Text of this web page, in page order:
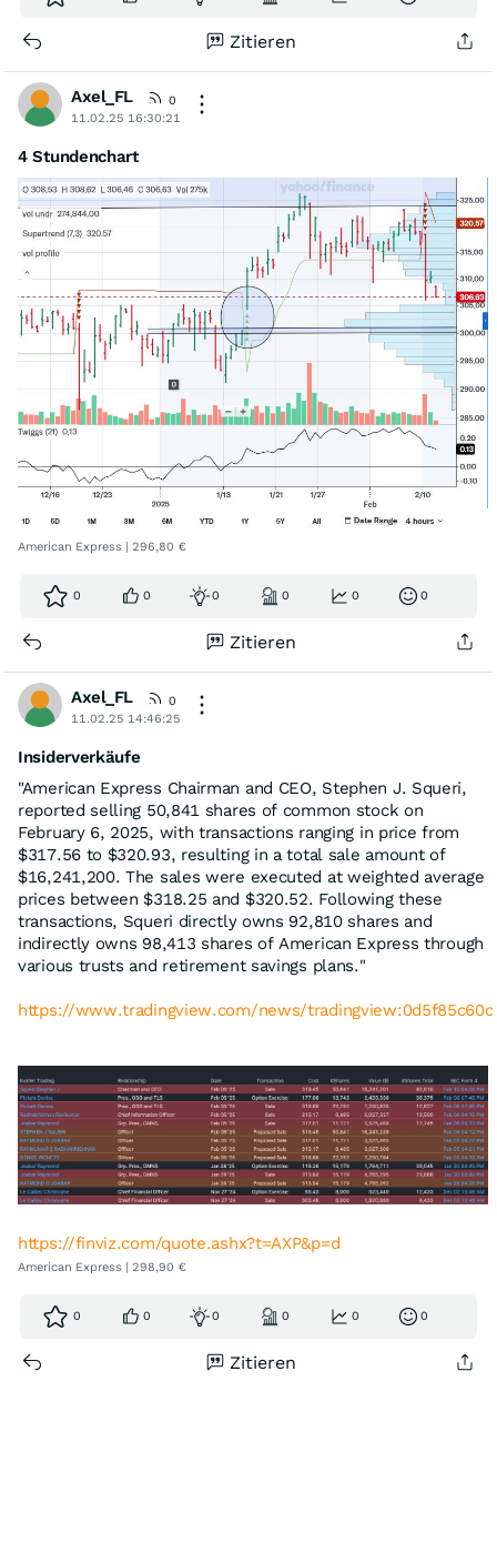
Zitieren
Axel_FL
0
11.02.25 16:30:21
4 Stundenchart
American Express | 296,80 €
0 0 0 0 0 0
Zitieren
Axel_FL
0
11.02.25 14:46:25
Insiderverkäufe
"American Express Chairman and CEO, Stephen J. Squeri,
reported selling 50,841 shares of common stock on
February 6, 2025, with transactions ranging in price from
$317.56 to $320.93, resulting in a total sale amount of
$16,241,200. The sales were executed at weighted average
prices between $318.25 and $320.52. Following these
transactions, Squeri directly owns 92,810 shares and
indirectly owns 98,413 shares of American Express through
various trusts and retirement savings plans."
https://www.tradingview.com/news/
https://finviz.com/quote.ashx?t=AXP&p=d
American Express | 298,90 €
0 0 0 0 0 0
Zitieren